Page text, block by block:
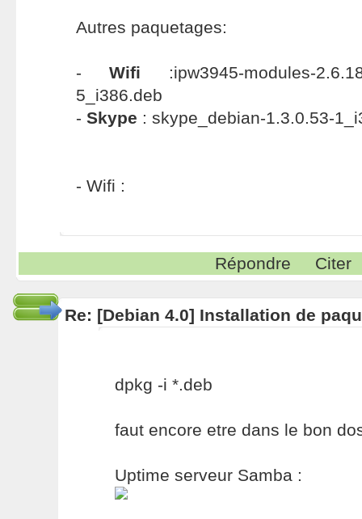
Autres paquetages:
-Wifi :ipw3945-modules-
5_i386.deb
- Skype : skype_debian-1.3.0.53-
- Wifi :
Répondre Citer
Re: [Debian 4.0] Installation de
dpkg -i *.deb
faut encore etre dans le bon
Uptime serveur Samba :